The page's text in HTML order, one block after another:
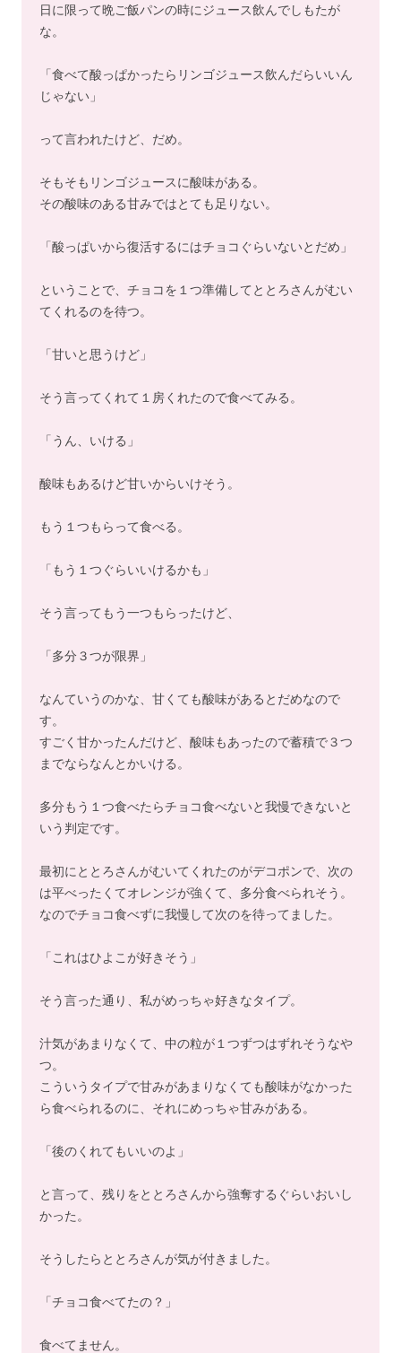
日に限って晩ご飯パンの時にジュース飲んでしもたが
な。
「食べて酸っぱかったらリンゴジュース飲んだらいいん
じゃない」
って言われたけど、だめ。
そもそもリンゴジュースに酸味がある。
その酸味のある甘みではとても足りない。
「酸っぱいから復活するにはチョコぐらいないとだめ」
ということで、チョコを１つ準備してととろさんがむい
てくれるのを待つ。
「甘いと思うけど」
そう言ってくれて１房くれたので食べてみる。
「うん、いける」
酸味もあるけど甘いからいけそう。
もう１つもらって食べる。
「もう１つぐらいいけるかも」
そう言ってもう一つもらったけど、
「多分３つが限界」
なんていうのかな、甘くても酸味があるとだめなので
す。
すごく甘かったんだけど、酸味もあったので蓄積で３つ
までならなんとかいける。
多分もう１つ食べたらチョコ食べないと我慢できないと
いう判定です。
最初にととろさんがむいてくれたのがデコポンで、次の
は平べったくてオレンジが強くて、多分食べられそう。
なのでチョコ食べずに我慢して次のを待ってました。
「これはひよこが好きそう」
そう言った通り、私がめっちゃ好きなタイプ。
汁気があまりなくて、中の粒が１つずつはずれそうなや
つ。
こういうタイプで甘みがあまりなくても酸味がなかった
ら食べられるのに、それにめっちゃ甘みがある。
「後のくれてもいいのよ」
と言って、残りをととろさんから強奪するぐらいおいし
かった。
そうしたらととろさんが気が付きました。
「チョコ食べてたの？」
食べてません。